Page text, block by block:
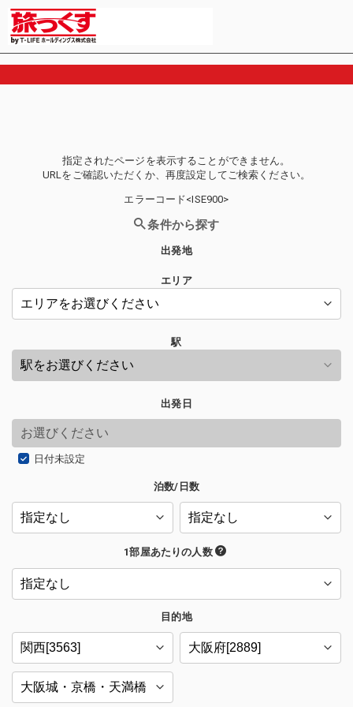
指定されたページを表示することができません。
URLをご確認いただくか、再度設定してご検索ください。
エラーコード<ISE900>
条件から探す
出発地
エリア
駅
出発日
日付未設定
泊数/日数
1部屋あたりの人数
目的地